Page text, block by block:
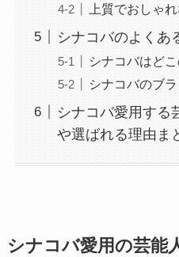
上質でおしゃ
シナコバのよくあ
シナコバはど
シナコバのブ
シナコバ愛用する
や選ばれる理由ま
シナコバ愛用の芸能